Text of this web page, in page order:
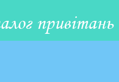
привітань